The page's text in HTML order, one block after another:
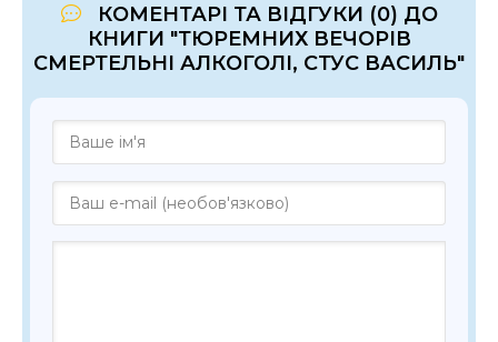
КОМЕНТАРІ ТА ВІДГУКИ (0) ДО
КНИГИ "ТЮРЕМНИХ ВЕЧОРІВ
СМЕРТЕЛЬНІ АЛКОГОЛІ, СТУС ВАСИЛЬ"